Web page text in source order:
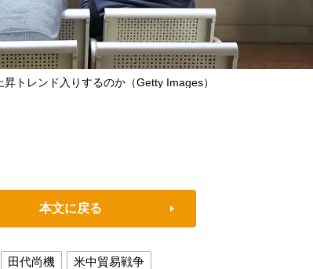
トレンド入りするのか（Getty Images）
本文に戻る
田代尚機 米中貿易戦争